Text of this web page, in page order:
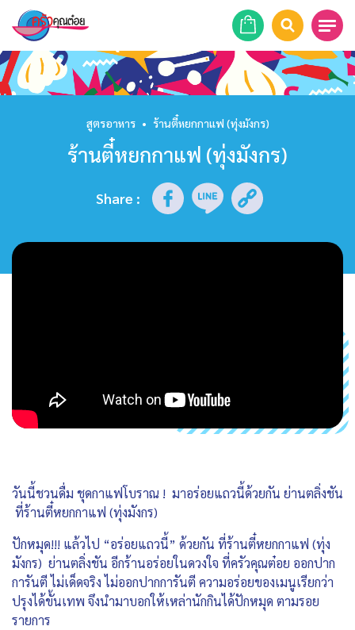
หน้าแรก
ร้านอาหาร
รายการย้อนหลัง
สูตรอาหาร • ร้านตี๋หยกกาแฟ (ทุ่งมังกร)
ร้านตี๋หยกกาแฟ (ทุ่งมังกร)
Share :
วันนี้ชวนดื่ม ชุดกาแฟโบราณ ! มาอร่อยแถวนี้ด้วยกัน ย่านตลิ่งชัน
ที่ร้านตี๋หยกกาแฟ (ทุ่งมังกร)
ปักหมุด!!! แล้วไป “อร่อยแถวนี้” ด้วยกัน ที่ร้านตี๋หยกกาแฟ (ทุ่ง
มังกร) ย่านตลิ่งชัน อีกร้านอร่อยในดวงใจ ที่ครัวคุณต๋อย ออกปาก
การันตี ไม่เด็ดจริง ไม่ออกปากการันตี ความอร่อยของเมนูเรียกว่า
ปรุงได้ขั้นเทพ จึงนำมาบอกให้เหล่านักกินได้ปักหมุด ตามรอย
รายการ